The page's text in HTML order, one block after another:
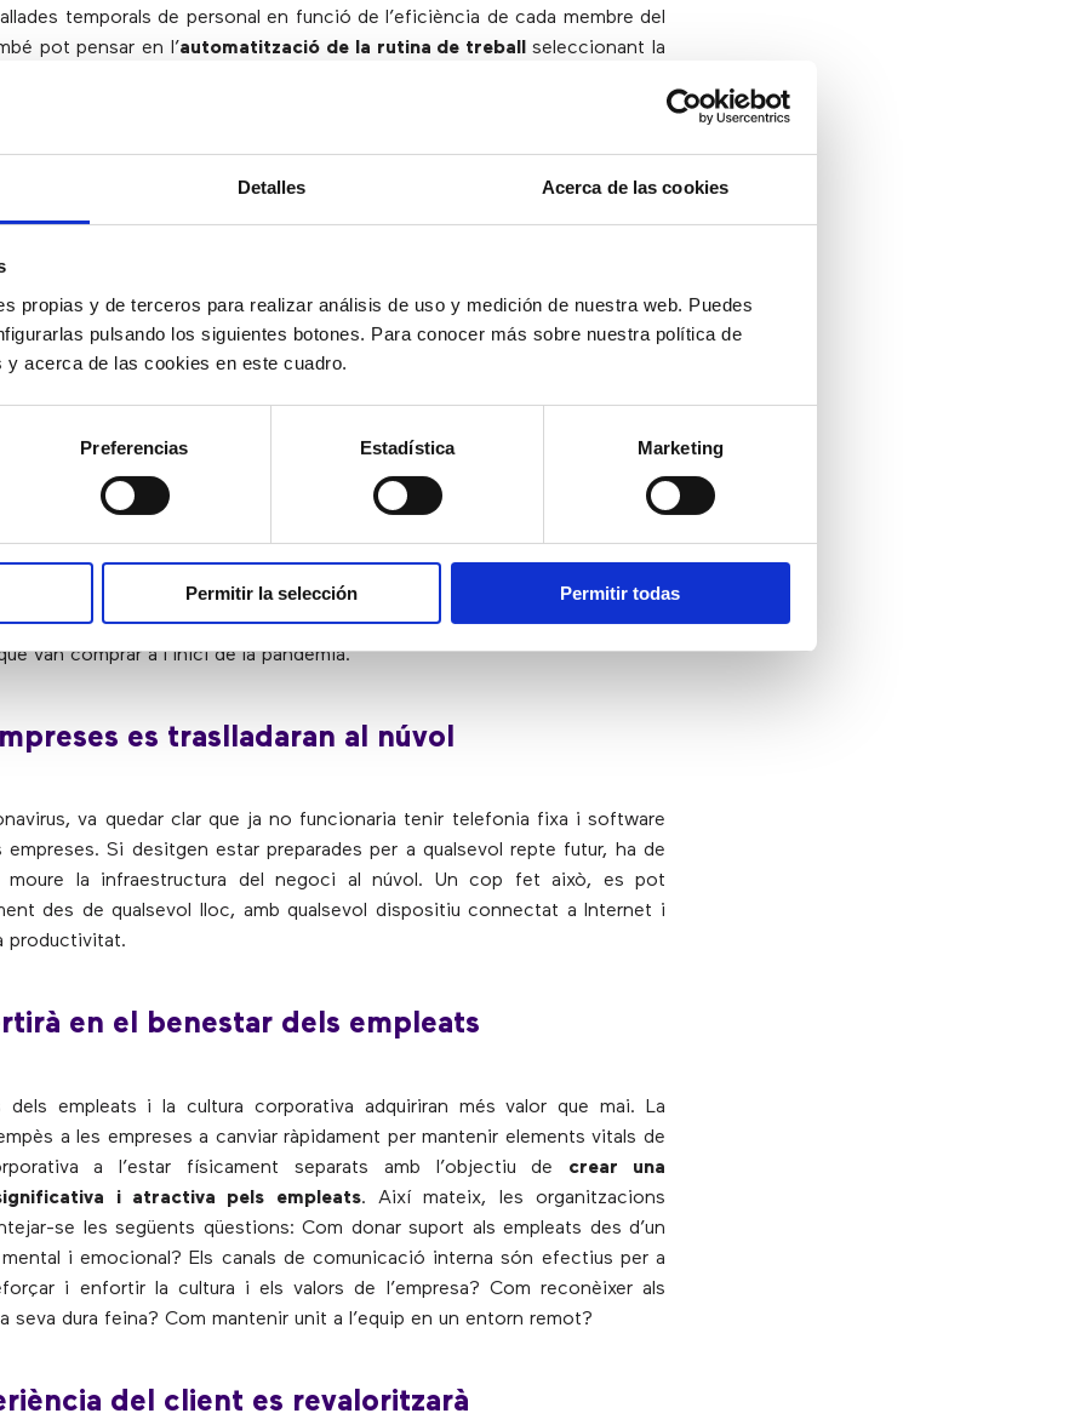
Detalles Acerca de las cookies
propias y de terceros para realizar análisis de uso y medición de nuestra web. Puedes
pulsando los siguientes botones. Para conocer más sobre nuestra política de
acerca de las cookies en este cuadro.
Preferencias Estadística Marketing
Permitir la selección Permitir todas
temporals de personal en funció de l’eficiència de cada membre del
pot pensar en l’automatització de la rutina de treballseleccionant la
després de COVID-19: Perspectiva
de COVID-19? Òbviament sí. Però hi haurà canvis en el món
que el teletreball sigui implantat en moltes empreses, tot i que només
dels membres de l’equip. Aquesta crisi ha obligat a les organitzacions a
equips remots i reduir els costos en el lloguer d’oficines, sobretot
en què no hi hagi suficient espai per mantenir el distanciament social.
ja que moltes d’elles ja estan equipades amb totes leseines remotes
van comprar a l’inici de la pandèmia.
es traslladaran al núvol
va quedar clar que ja no funcionaria tenir telefonia fixa i software
empreses. Si desitgen estar preparades per a qualsevol repte futur, ha de
moure la infraestructura del negoci al núvol. Un cop fet això, es pot
des de qualsevol lloc, amb qualsevol dispositiu connectat a Internet i
productivitat.
en el benestar dels empleats
dels empleats i la cultura corporativa adquiriran més valor que mai. La
a les empreses a canviar ràpidament per mantenir elements vitals de
a l’estar físicament separats amb l’objectiu de crear una
i atractiva pels empleats. Així mateix, les organitzacions
se les següents qüestions: Com donar suport als empleats des d’un
i emocional? Els canals de comunicació interna són efectius per a
i enfortir la cultura i els valors de l’empresa? Com reconèixer als
seva dura feina? Com mantenir unit a l’equip en un entorn remot?
del client es revaloritzarà